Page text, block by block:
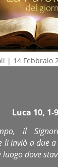
| 14 Febbraio
Luca 10, 1-9
il
li inviò a due
dove